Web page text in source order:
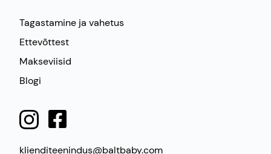
Tagastamine ja vahetus
Ettevõttest
Makseviisid
Blogi
klienditeenindus@baltbaby.com